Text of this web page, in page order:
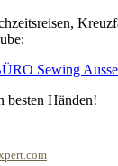
besten Händen!